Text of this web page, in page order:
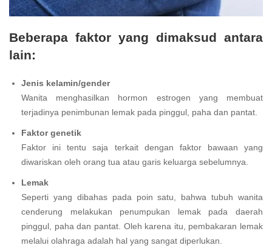
Beberapa faktor yang dimaksud antara
lain:
Jenis kelamin/gender
Wanita menghasilkan hormon estrogen yang membuat
terjadinya penimbunan lemak pada pinggul, paha dan pantat.
Faktor genetik
Faktor ini tentu saja terkait dengan faktor bawaan yang
diwariskan oleh orang tua atau garis keluarga sebelumnya.
Lemak
Seperti yang dibahas pada poin satu, bahwa tubuh wanita
cenderung melakukan penumpukan lemak pada daerah
pinggul, paha dan pantat. Oleh karena itu, pembakaran lemak
melalui olahraga adalah hal yang sangat diperlukan.